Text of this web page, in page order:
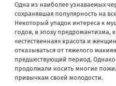
Одна из наиболее узнаваемых
сохранявшая популярность на
Некоторый упадок интереса к
годов, в эпоху предромантизма,
«естественная» красота и
отказываться от тяжелого
предшествующий период.
продолжали носить многие
привычкам своей молодости.